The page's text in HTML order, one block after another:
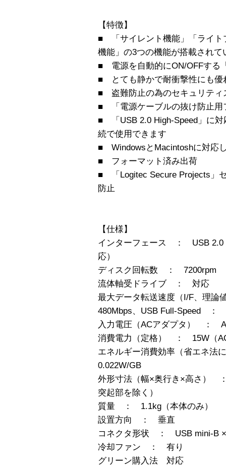
【特徴】
■ 「サイレント機能」「ライト
機能」の3つの機能が搭載されて
■ 電源を自動的にON/OFFする
■ とても静かで耐衝撃性にも優
■ 盗難防止の為のセキュリティ
■ 「電源ケーブルの抜け防止用
■ 「USB 2.0 High-Speed」に対
続で使用できます
■ WindowsとMacintoshに対応
■ フォーマット済み出荷
■ 「Logitec Secure Projects」
防止
【仕様】
インターフェース ： USB 2.0
応）
ディスク回転数 ： 7200rpm
流体軸受ドライブ ： 対応
最大データ転送速度（I/F、
480Mbps、USB Full-Speed ：
入力電圧（ACアダプタ） ：
消費電力（定格） ： 15W（
エネルギー消費効率（省エネ
0.022W/GB
外形寸法（幅×奥行き×高さ）
突起部を除く）
質量 ： 1.1kg（本体のみ）
設置方向 ： 垂直
コネクタ形状 ： USB mini-B
冷却ファン ： 有り
グリーン購入法 対応